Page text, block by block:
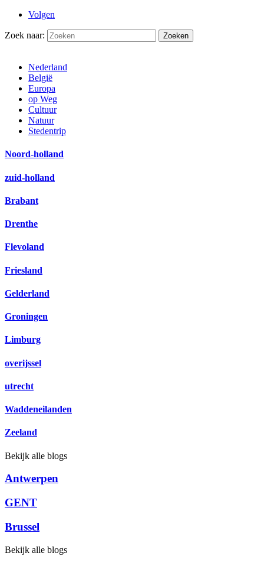
Volgen
Zoek naar:
Nederland
België
Europa
op Weg
Cultuur
Natuur
Stedentrip
Noord-holland
zuid-holland
Brabant
Drenthe
Flevoland
Friesland
Gelderland
Groningen
Limburg
overijssel
utrecht
Waddeneilanden
Zeeland
Bekijk alle blogs
Antwerpen
GENT
Brussel
Bekijk alle blogs